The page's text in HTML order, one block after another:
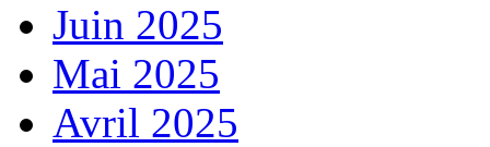
Juin 2025
Mai 2025
Avril 2025